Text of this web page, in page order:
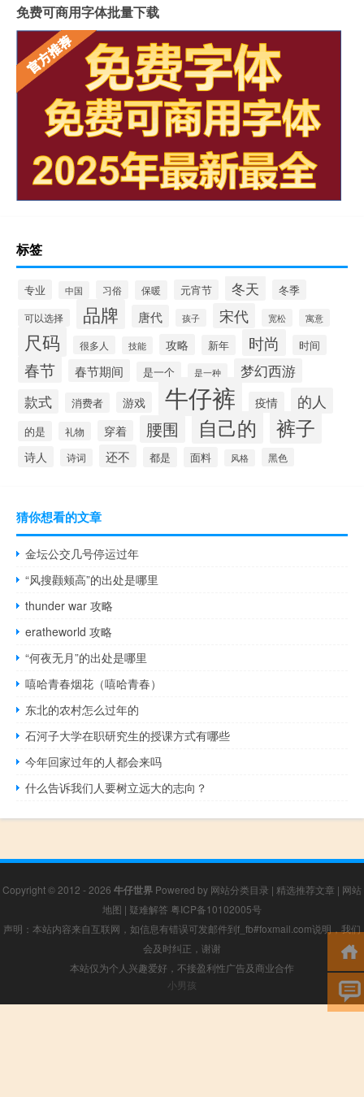
免费可商用字体批量下载
标签
专业 中国 习俗 保暖 元宵节 冬天 冬季
可以选择 品牌 唐代 孩子 宋代 宽松 寓意
尺码 很多人 技能 攻略 新年 时尚 时间
春节 春节期间 是一个 是一种
梦幻西游
款式
消费者 游戏 牛仔裤 疫情 的人
的是 礼物 穿着 腰围 自己的 裤子
诗人 诗词 还不 都是 面料 风格 黑色
猜你想看的文章
金坛公交几号停运过年
“风搜颧颊高”的出处是哪里
thunder war 攻略
eratheworld 攻略
“何夜无月”的出处是哪里
嘻哈青春烟花（嘻哈青春）
东北的农村怎么过年的
石河子大学在职研究生的授课方式有哪些
今年回家过年的人都会来吗
什么告诉我们人要树立远大的志向？
Copyright © 2012 - 2026 牛仔世界 Powered by 网站分类目录 | 精选推荐文章 | 网站
地图 | 疑难解答 粤ICP备10102005号
声明：本站内容来自互联网，如信息有错误可发邮件到f_fb#foxmail.com说明，我们
会及时纠正，谢谢
本站仅为个人兴趣爱好，不接盈利性广告及商业合作
小男孩